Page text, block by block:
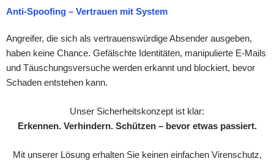
Anti-Spoofing – Vertrauen mit System
Angreifer, die sich als vertrauenswürdige Absender ausgeben,
haben keine Chance. Gefälschte Identitäten, manipulierte E-Mails
und Täuschungsversuche werden erkannt und blockiert, bevor
Schaden entstehen kann.
Unser Sicherheitskonzept ist klar:
Erkennen. Verhindern. Schützen – bevor etwas passiert.
Mit unserer Lösung erhalten Sie keinen einfachen Virenschutz,